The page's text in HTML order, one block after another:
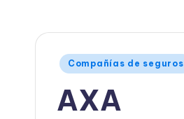
Publicado
Compañías de seguros
AXA